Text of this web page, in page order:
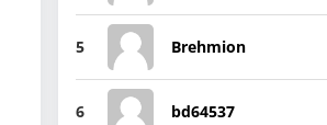
5 Brehmion
6 bd64537